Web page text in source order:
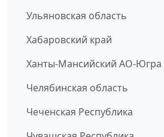
Ульяновская область
Хабаровский край
Ханты-Мансийский АО-Югра
Челябинская область
Чеченская Республика